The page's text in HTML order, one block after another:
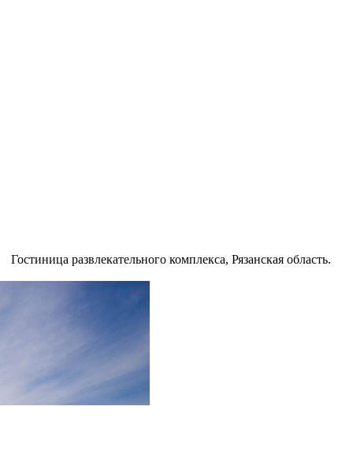
Гостиница развлекательного комплекса, Рязанская область.